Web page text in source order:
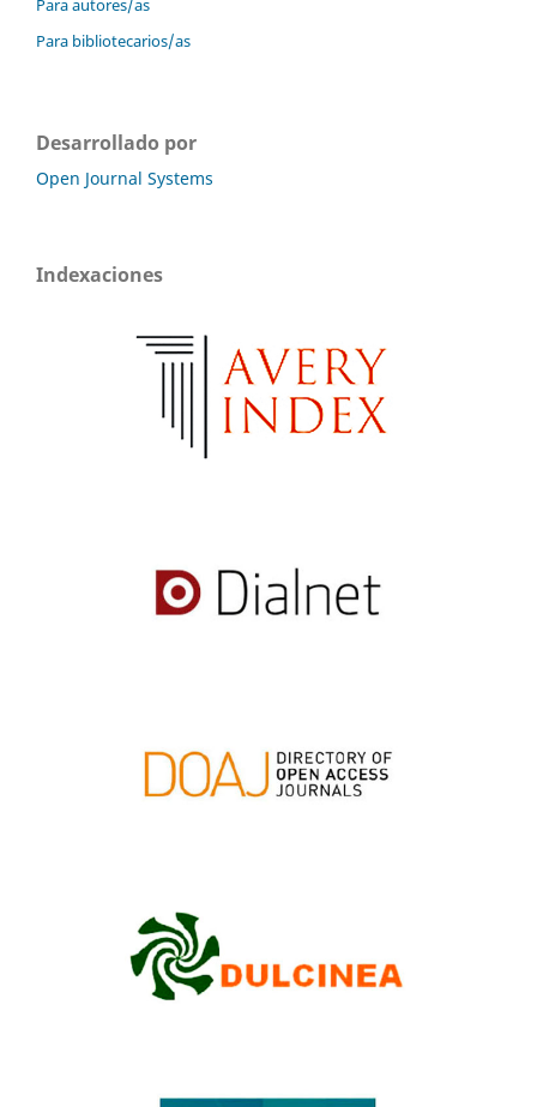
Para autores/as
Para bibliotecarios/as
Desarrollado por
Open Journal Systems
Indexaciones